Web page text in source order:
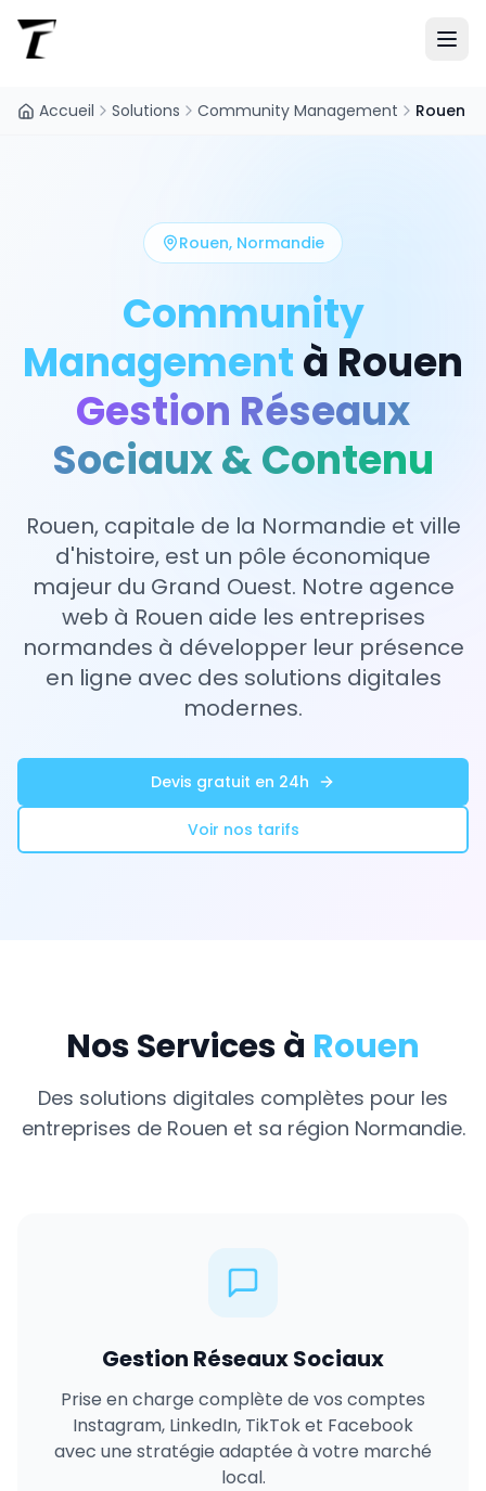
Accueil Solutions Community Management Rouen
Rouen, Normandie
Community
Managementà Rouen
Gestion Réseaux
Sociaux & Contenu
Rouen, capitale de la Normandie et ville
d'histoire, est un pôle économique
majeur du Grand Ouest. Notre agence
web à Rouen aide les entreprises
normandes à développer leur présence
en ligne avec des solutions digitales
modernes.
Devis gratuit en 24h
Voir nos tarifs
Nos Services à Rouen
Des solutions digitales complètes pour les
entreprises de Rouen et sa région Normandie.
Gestion Réseaux Sociaux
Prise en charge complète de vos comptes
Instagram, LinkedIn, TikTok et Facebook
avec une stratégie adaptée à votre marché
local.